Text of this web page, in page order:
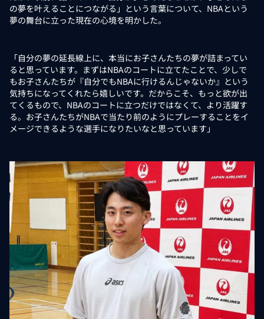
の夢を叶えることにつながる」という言葉について、NBAという
夢の舞台に立った現在の心境を明かした。
「自分の夢の延長線上に、本当にお子さんたちの夢が詰まってい
ると思っています。まずはNBAのコートに立てたことで、少しで
もお子さんたちが『自分でもNBAに行けるんじゃないか』という
気持ちになってくれたら嬉しいです。だからこそ、もっと欲が出
てくるもので、NBAのコートに立つだけではなくて、より活躍す
る。お子さんたちがNBAで当たり前のようにプレーすることをイ
メージできるような選手になりたいなと思っています」